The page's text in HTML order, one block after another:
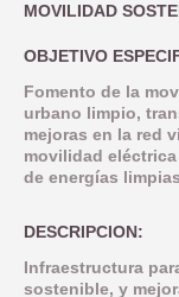
LINEA 1:
OBJETIVO
LINEA 2:
LINEA 3:
OBJETIVO
LINEA 4:
LINEA 5:
OBJETIVO
OBJETIVO
LINEA 7:
DOCUMENTACIÓN
CONVOCATORIAS
OBJETIVOS
INDICADORES
INDICADORES
INDICADORES DE
NOTICIAS
BUENAS
CONTACTO
COMPROMISO
DECLARACIÓN
COMISIÓN
MOVILIDAD
OBJETIVO
Fomento de la
urbano limpio,
mejoras en la red
movilidad
de energías
DESCRIPCION:
Infraestructura
sostenible, y
Aviso Legal